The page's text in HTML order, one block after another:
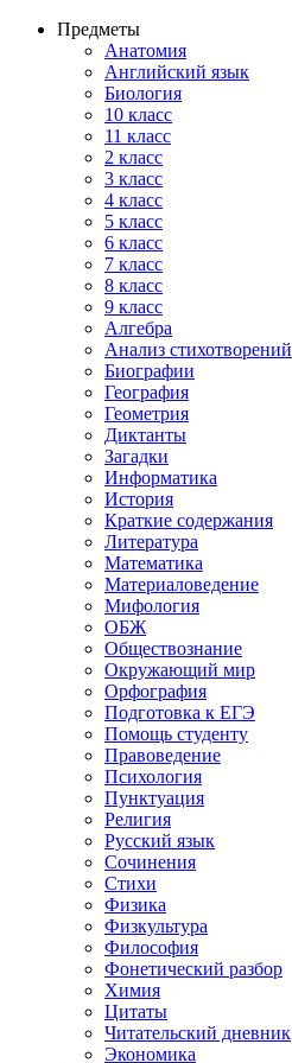
Предметы
Анатомия
Английский язык
Биология
10 класс
11 класс
2 класс
3 класс
4 класс
5 класс
6 класс
7 класс
8 класс
9 класс
Алгебра
Анализ стихотворений
Биографии
География
Геометрия
Диктанты
Загадки
Информатика
История
Краткие содержания
Литература
Математика
Материаловедение
Мифология
ОБЖ
Обществознание
Окружающий мир
Орфография
Подготовка к ЕГЭ
Помощь студенту
Правоведение
Психология
Пунктуация
Религия
Русский язык
Сочинения
Стихи
Физика
Физкультура
Философия
Фонетический разбор
Химия
Цитаты
Читательский дневник
Экономика